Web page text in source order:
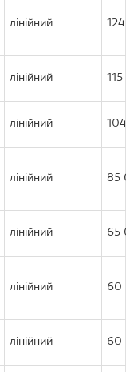
лінійний
лінійний
лінійний
лінійний 85
лінійний 65
лінійний 60
лінійний 60